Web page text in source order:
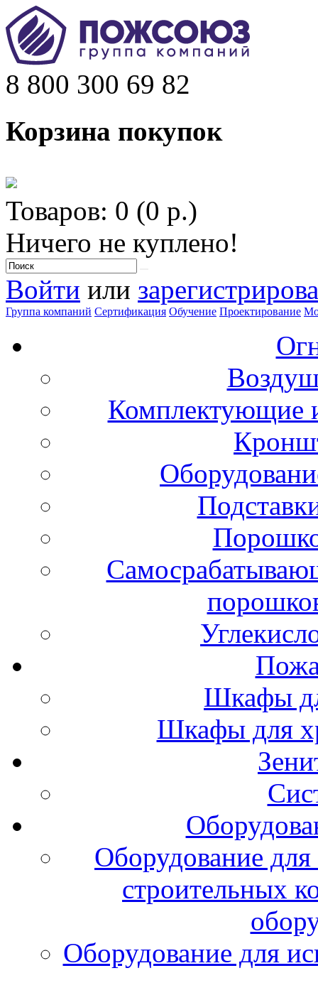
8 800 300 69 82
Корзина покупок
Товаров: 0 (0 р.)
Ничего не куплено!
Войти или
Группа компаний Сертификация Обучение Проектирование
Комплектующие
Шкафы
Шкафы для
Оборудование
строительных
Оборудование для